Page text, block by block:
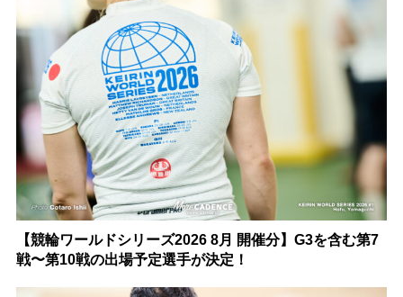
【競輪ワールドシリーズ2026 8月 開催分】G3を含む第7
戦〜第10戦の出場予定選手が決定！